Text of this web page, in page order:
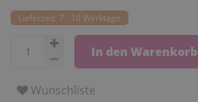
Lieferzeit: 7 - 10 Werktage
In den Warenkorb
Wunschliste